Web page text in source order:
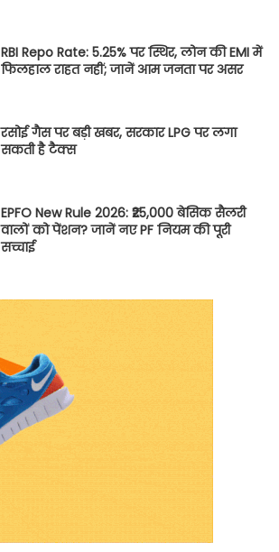
RBI Repo Rate: 5.25% पर स्थिर, लोन की EMI में
फिलहाल राहत नहीं; जानें आम जनता पर असर
रसोई गैस पर बड़ी खबर, सरकार LPG पर लगा
सकती है टैक्स
EPFO New Rule 2026: ₹25,000 बेसिक सैलरी
वालों को पेंशन? जानें नए PF नियम की पूरी
सच्चाई